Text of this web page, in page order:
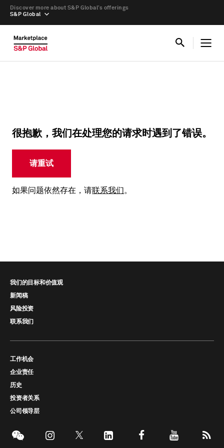
S&P Global
Discover more about S&P Global’s offerings
很抱歉，我们在处理您的请求时遇到了错误。
请重试
如果问题依然存在，请联系我们。
我们的目标和价值观
新闻稿
风险投资
联系我们
工作机会
企业责任
历史
投资者关系
公司领导层